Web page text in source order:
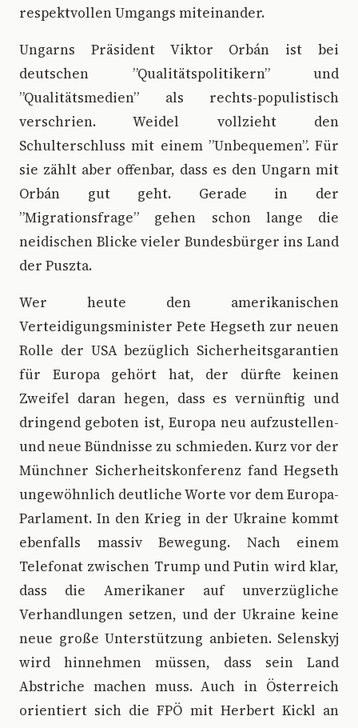
respektvollen Umgangs miteinander.
Ungarns Präsident Viktor Orbán ist bei
deutschen ”Qualitätspolitikern” und
”Qualitätsmedien” als rechts-populistisch
verschrien. Weidel vollzieht den
Schulterschluss mit einem ”Unbequemen”. Für
sie zählt aber offenbar, dass es den Ungarn mit
Orbán gut geht. Gerade in der
”Migrationsfrage” gehen schon lange die
neidischen Blicke vieler Bundesbürger ins Land
der Puszta.
Wer heute den amerikanischen
Verteidigungsminister Pete Hegseth zur neuen
Rolle der USA bezüglich Sicherheitsgarantien
für Europa gehört hat, der dürfte keinen
Zweifel daran hegen, dass es vernünftig und
dringend geboten ist, Europa neu aufzustellen-
und neue Bündnisse zu schmieden. Kurz vor der
Münchner Sicherheitskonferenz fand Hegseth
ungewöhnlich deutliche Worte vor dem Europa-
Parlament. In den Krieg in der Ukraine kommt
ebenfalls massiv Bewegung. Nach einem
Telefonat zwischen Trump und Putin wird klar,
dass die Amerikaner auf unverzügliche
Verhandlungen setzen, und der Ukraine keine
neue große Unterstützung anbieten. Selenskyj
wird hinnehmen müssen, dass sein Land
Abstriche machen muss. Auch in Österreich
orientiert sich die FPÖ mit Herbert Kickl an